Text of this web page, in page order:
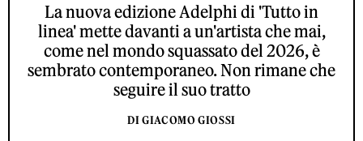
La nuova edizione Adelphi di 'Tutto in
linea' mette davanti a un'artista che mai,
come nel mondo squassato del 2026, è
sembrato contemporaneo. Non rimane che
seguire il suo tratto
DI GIACOMO GIOSSI